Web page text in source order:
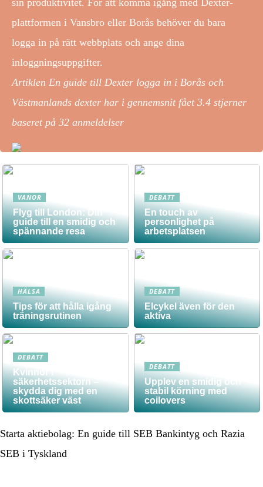
sin produktivitet. För att komma igång med Dexter-
plattformen i Vansbro eller Borås behöver du bara
logga in på rätt webbplats och ange dina
inloggningsuppgifter.
Artiklen En guide till Dexter logga in i Borås och
Västmanlands dexter har i gennemsnit fået 3.4 stjerner
baseret på 32 anmeldelser
VANOR
Flyg till London: Din
guide till en smidig och
spännande resa
DEBATT
En touch av
personlighet på
arbetsplatsen
HÄLSA
Tips för att hålla igång
träningsrutinen
DEBATT
Elcykel även för den
aktiva
DEBATT
Kvinnor i
säkerhetssektorn –
skydda dig med en
skottsäker väst
DEBATT
Upplev en smidig och
stabil körning med
coilovers
Starta aktiebolag: En guide till SEB Bankintyg och Razia
SEB i Tyskland